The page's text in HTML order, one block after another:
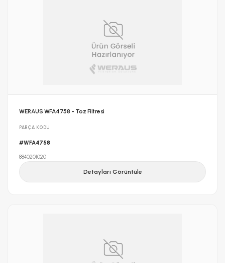
WERAUS WFA4758 - Toz Filtresi
PARÇA KODU
#WFA4758
8840201020
Detayları Görüntüle